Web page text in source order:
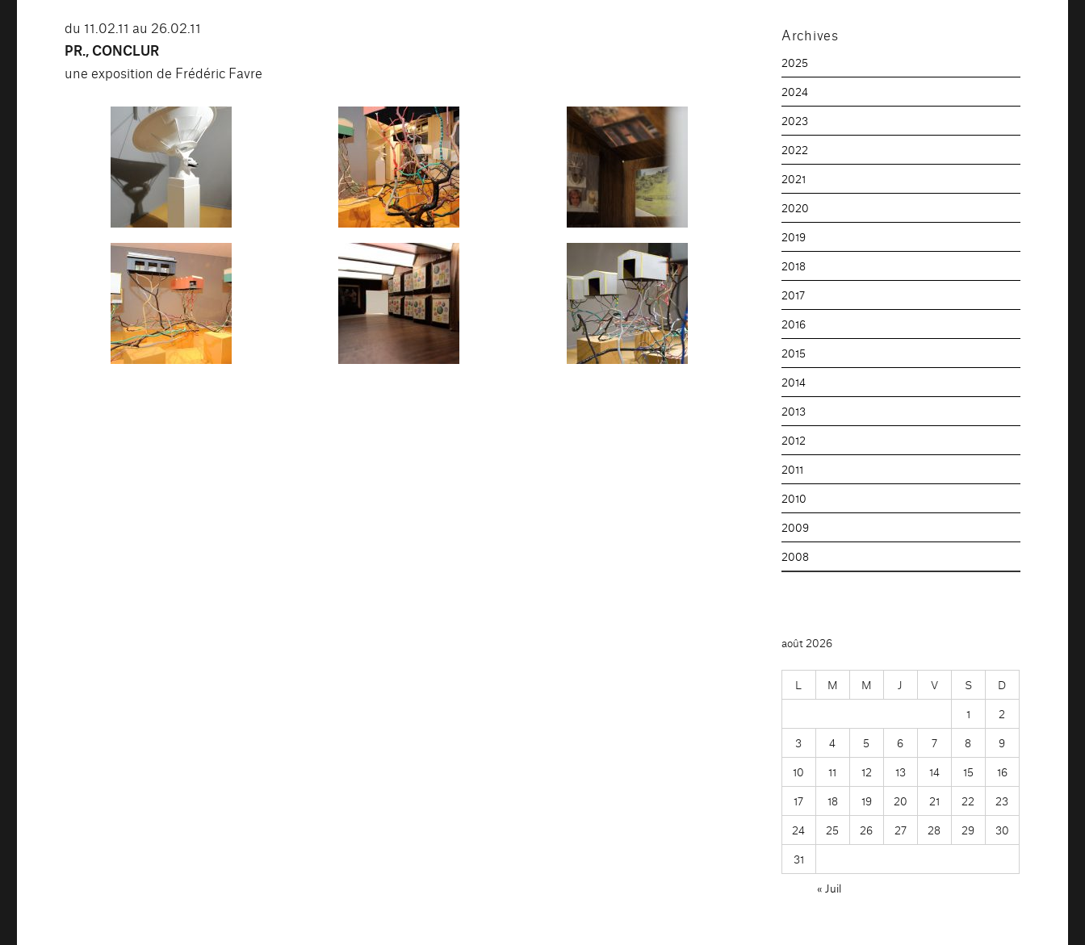
du 11.02.11 au 26.02.11
PR., CONCLUR
une exposition de Frédéric Favre
Archives
2025
2024
2023
2022
2021
2020
2019
2018
2017
2016
2015
2014
2013
2012
2011
2010
2009
2008
août 2026
L M M J V S
D
1
2
3
4 5 6 7 8
9
10
11 12 13 14 15
16
17
18 19 20 21 22
23
24
25 26 27 28 29
30
31
« Juil